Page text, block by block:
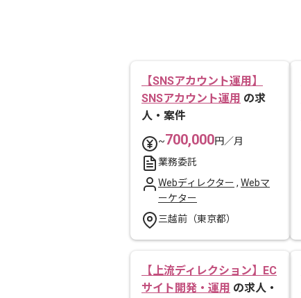
【SNSアカウント運用】
SNSアカウント運用 の求
人・案件
~700,000円／月
業務委託
Webディレクター , Webマ
ーケター
三越前（東京都）
【上流ディレクション】EC
サイト開発・運用 の求人・